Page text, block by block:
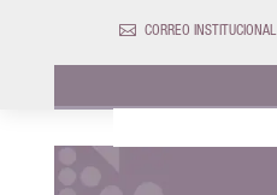
 CORREO INSTITUCIONAL